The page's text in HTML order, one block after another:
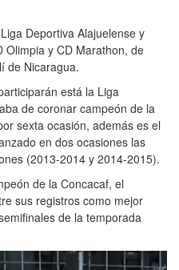
Deportiva Alajuelense y
Olimpia y CD Marathon, de
de Nicaragua.
está la Liga
de coronar campeón de la
sexta ocasión, además es el
en dos ocasiones las
(2013-2014 y 2014-2015).
de la Concacaf, el
sus registros como mejor
de la temporada